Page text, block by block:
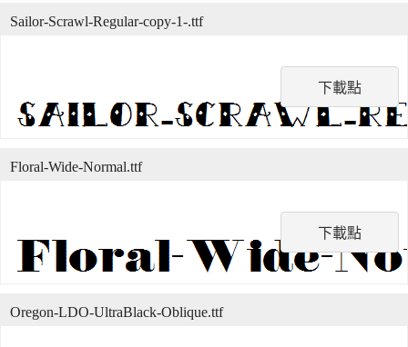
下載點
Sailor-Scrawl-Regular-copy-1-.ttf
下載點
Floral-Wide-Normal.ttf
Oregon-LDO-UltraBlack-Oblique.ttf